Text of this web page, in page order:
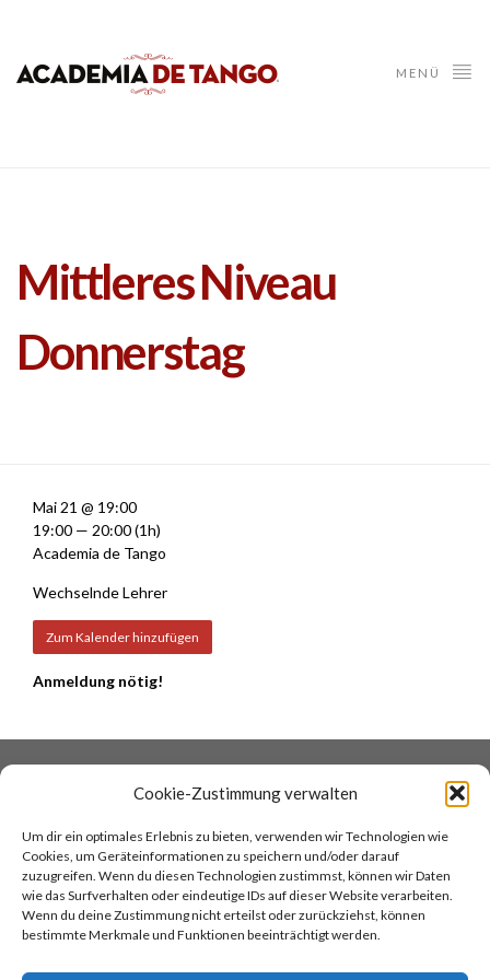
Cookie-Zustimmung verwalten
Um dir ein optimales Erlebnis zu bieten, verwenden wir Technologien wie
Cookies, um Geräteinformationen zu speichern und/oder darauf
zuzugreifen. Wenn du diesen Technologien zustimmst, können wir Daten
wie das Surfverhalten oder eindeutige IDs auf dieser Website verarbeiten.
Wenn du deine Zustimmung nicht erteilst oder zurückziehst, können
bestimmte Merkmale und Funktionen beeinträchtigt werden.
MENÜ
Mittleres Niveau
Donnerstag
Anmeldung nötig!
Mai 21 @ 19:00
19:00 — 20:00(1h)
Academia de Tango
Wechselnde Lehrer
Zum Kalender hinzufügen
DATENSCHUTZ
COOKIES
KONTAKT
COCINA ARGENTINA
TANGOREISEN
TOP